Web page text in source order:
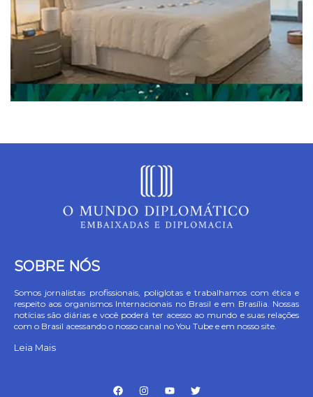
SOBRE NÓS
Somos jornalistas profissionais, poliglotas e trabalhamos com ética e
respeito aos organismos Internacionais no Brasil e em Brasília. Nossas
notícias são diárias e você poderá ter acesso ao mundo e suas relações
com o Brasil acessando o nosso canal no You Tube e em nosso site.
Leia Mais